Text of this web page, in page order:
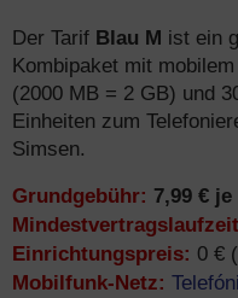
Der Tarif Blau M ist ein
Kombipaket mit
(2000 MB = 2 GB) und
Einheiten zum
Simsen.
Grundgebühr: 7,99 €
Einrichtungspreis: 0 €
Mobilfunk-Netz: